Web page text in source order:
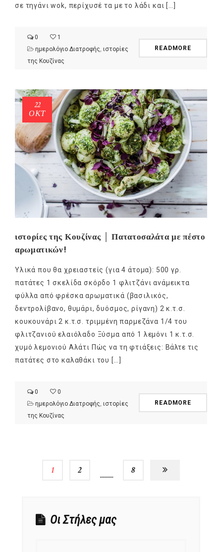
σε τηγάνι wok, περίχυσέ τα με το λάδι και […]
0
1
ημερολόγιο Διατροφής, ιστορίες
της Κουζίνας
READMORE
22
ΟΚΤ
ιστορίες της Κουζίνας │ Πατατοσαλάτα με πέστο
αρωματικών!
Υλικά που θα χρειαστείς (για 4 άτομα): 500 γρ.
πατάτες 1 σκελίδα σκόρδο 1 φλιτζάνι ανάμεικτα
φύλλα από φρέσκα αρωματικά (βασιλικός,
δεντρολίβανο, θυμάρι, δυόσμος, ρίγανη) 2 κ.τ.σ.
κουκουνάρι 2 κ.τ.σ. τριμμένη παρμεζάνα 1/4 του
φλιτζανιού ελαιόλαδο Ξύσμα από 1 λεμόνι 1 κ.τ.σ.
χυμό λεμονιού Αλάτι Πώς να τη φτιάξεις: Βάλτε τις
πατάτες στο καλαθάκι του […]
0
0
ημερολόγιο Διατροφής ιστορίες
της Κουζίνας
READMORE
1 2 8
Οι Στήλες μας